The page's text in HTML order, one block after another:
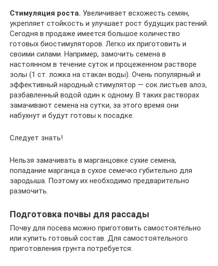
Стимуляция роста. Увеличивает всхожесть семян,
укрепляет стойкость и улучшает рост будущих растений.
Сегодня в продаже имеется большое количество
готовых биостимуляторов. Легко их приготовить и
своими силами. Например, замочить семена в
настоянном в течение суток и процеженном растворе
золы (1 ст. ложка на стакан воды). Очень популярный и
эффективный народный стимулятор — сок листьев алоэ,
разбавленный водой один к одному. В таких растворах
замачивают семена на сутки, за этого время они
набухнут и будут готовы к посадке.
Следует знать!
Нельзя замачивать в марганцовке сухие семена,
попадание марганца в сухое семечко губительно для
зародыша. Поэтому их необходимо предварительно
размочить.
Подготовка почвы для рассады
Почву для посева можно приготовить самостоятельно
или купить готовый состав. Для самостоятельного
приготовления грунта потребуется: